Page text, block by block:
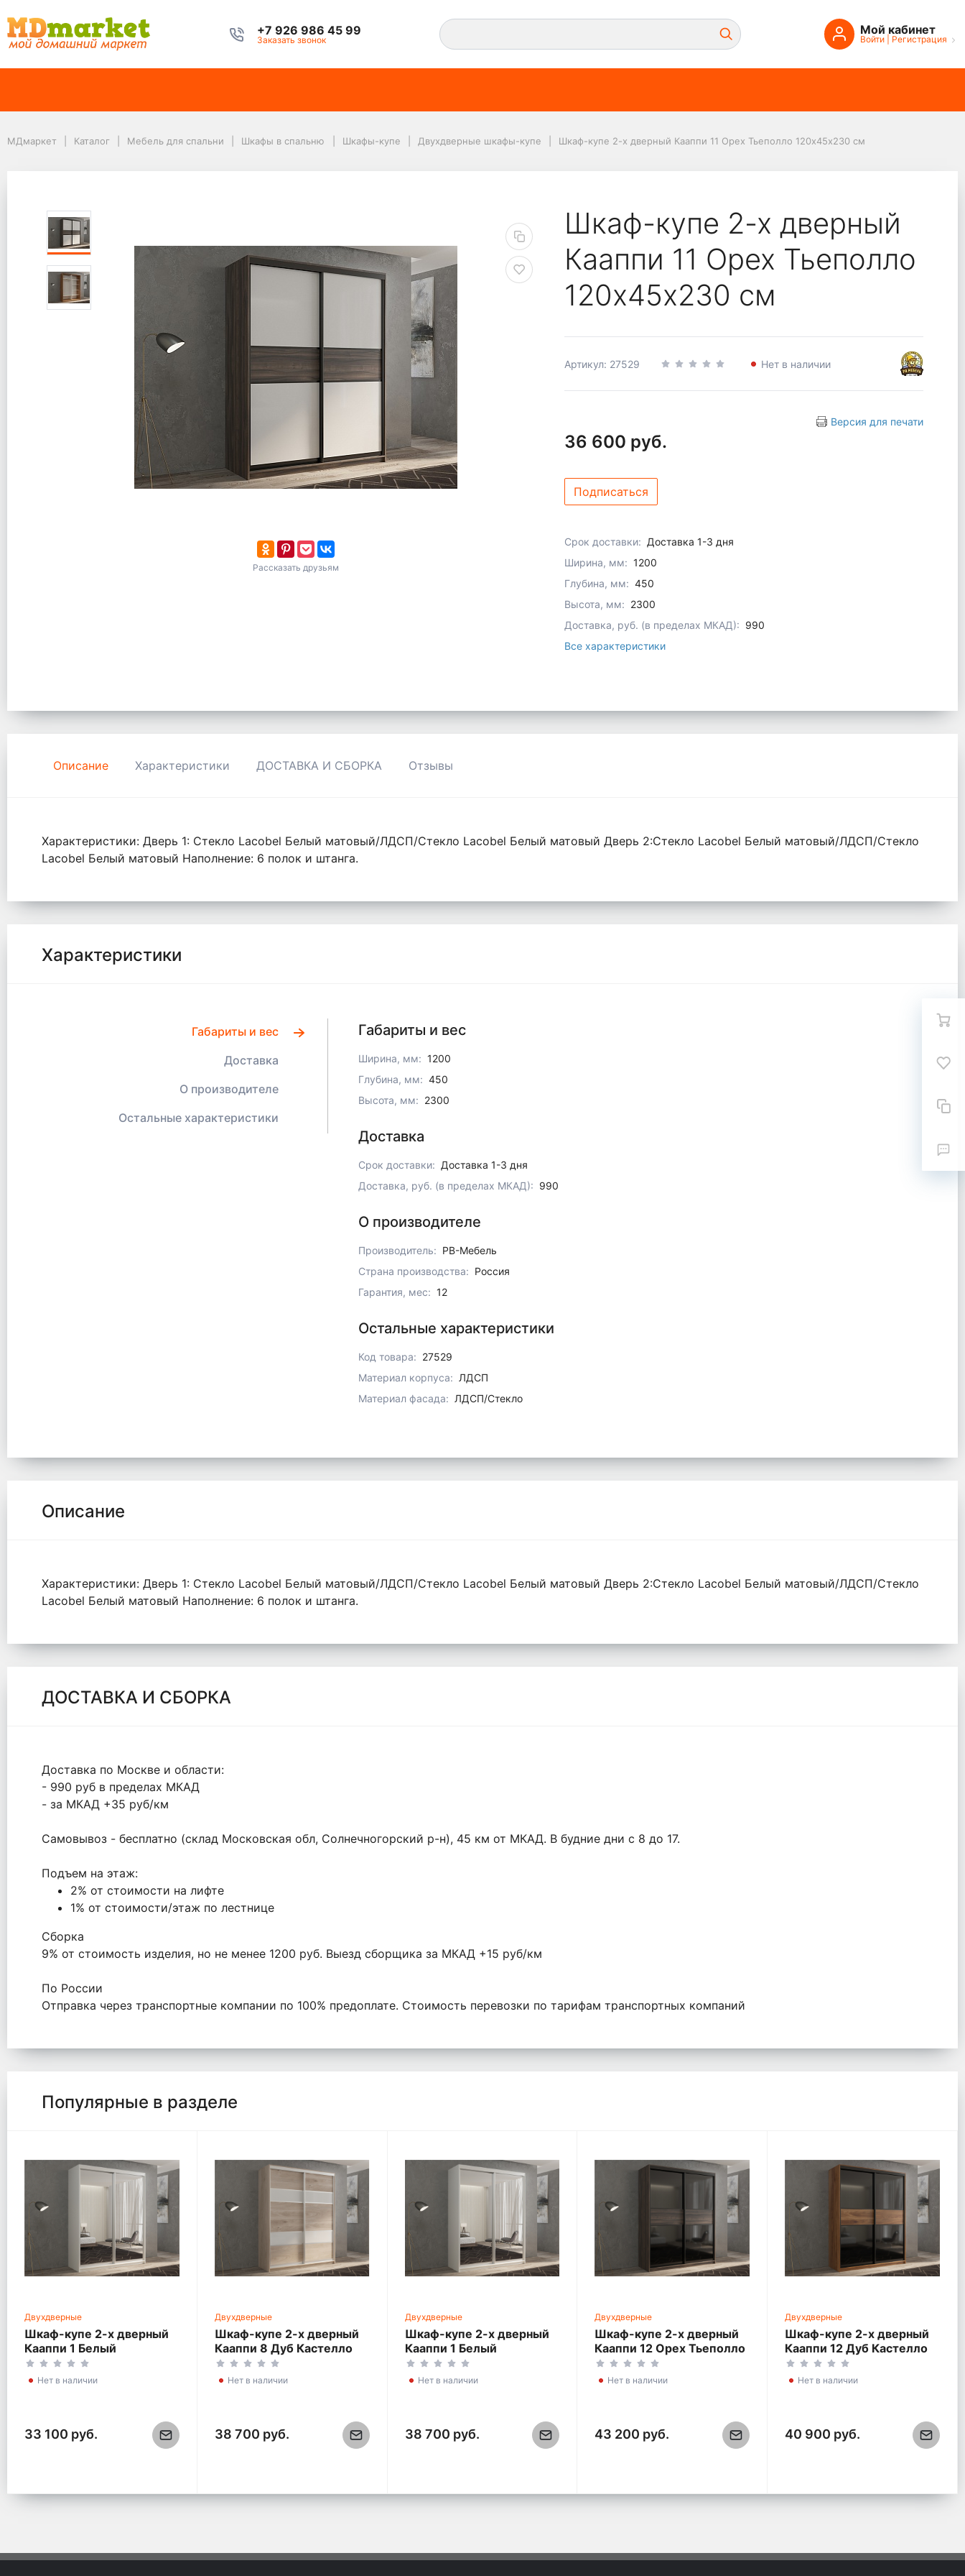
+7 926 986 45 99
Заказать звонок
Мой кабинет
Войти| Регистрация
Шкафы в спальню
Шкафы-купе
Шкаф-купе 2-х дверный Кааппи 11 Орех Тьеполло 120х45х230 см
МДмаркет Каталог Мебель для спальни Шкафы в спальню Шкафы-купе Двухдверные шкафы-купе Шкаф-купе 2-х дверный Кааппи 11 Орех Тьеполло 120х45х230 см
Рассказать друзьям
Шкаф-купе 2-х дверный
Кааппи 11 Орех Тьеполло
120х45х230 см
Артикул: 27529 Нет в наличии
Версия для печати
36 600 руб.
Подписаться
Срок доставки: Доставка 1-3 дня
Ширина, мм: 1200
Глубина, мм: 450
Высота, мм: 2300
Доставка, руб. (в пределах МКАД): 990
Все характеристики
Описание Характеристики ДОСТАВКА И СБОРКА Отзывы
Характеристики: Дверь 1: Стекло Lacobel Белый матовый/ЛДСП/Стекло Lacobel Белый матовый Дверь 2:Стекло Lacobel Белый матовый/ЛДСП/Стекло
Lacobel Белый матовый Наполнение: 6 полок и штанга.
Характеристики
Габариты и вес
Доставка
О производителе
Остальные характеристики
Габариты и вес
Ширина, мм: 1200
Глубина, мм: 450
Высота, мм: 2300
Доставка
Срок доставки: Доставка 1-3 дня
Доставка, руб. (в пределах МКАД): 990
О производителе
Производитель: РВ-Мебель
Страна производства: Россия
Гарантия, мес: 12
Остальные характеристики
Код товара: 27529
Материал корпуса: ЛДСП
Материал фасада: ЛДСП/Стекло
Описание
Характеристики: Дверь 1: Стекло Lacobel Белый матовый/ЛДСП/Стекло Lacobel Белый матовый Дверь 2:Стекло Lacobel Белый матовый/ЛДСП/Стекло
Lacobel Белый матовый Наполнение: 6 полок и штанга.
ДОСТАВКА И СБОРКА
Доставка по Москве и области:
- 990 руб в пределах МКАД
- за МКАД +35 руб/км
Самовывоз - бесплатно (склад Московская обл, Солнечногорский р-н), 45 км от МКАД. В будние дни с 8 до 17.
Подъем на этаж:
2% от стоимости на лифте
1% от стоимости/этаж по лестнице
Сборка
9% от стоимость изделия, но не менее 1200 руб. Выезд сборщика за МКАД +15 руб/км
По России
Отправка через транспортные компании по 100% предоплате. Стоимость перевозки по тарифам транспортных компаний
Популярные в разделе
Двухдверные
Шкаф-купе 2-х дверный
Кааппи 1 Белый
Бриллиант 120х45х230
смНет в наличии
33 100 руб.
Двухдверные
Шкаф-купе 2-х дверный
Кааппи 8 Дуб Кастелло
Серый 140х60х230 см
Нет в наличии
38 700 руб.
Двухдверные
Шкаф-купе 2-х дверный
Кааппи 1 Белый
Бриллиант 160х60х230
смНет в наличии
38 700 руб.
Двухдверные
Шкаф-купе 2-х дверный
Кааппи 12 Орех Тьеполло
160х60х230 см
Нет в наличии
43 200 руб.
Двухдверные
Шкаф-купе 2-х дверный
Кааппи 12 Дуб Кастелло
Бренди 140х60х230 см
Нет в наличии
40 900 руб.